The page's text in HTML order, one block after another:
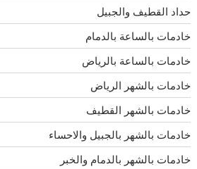
حداد القطيف والجبيل
خادمات بالساعة بالدمام
خادمات بالساعة بالرياض
خادمات بالشهر الرياض
خادمات بالشهر القطيف
خادمات بالشهر بالجبيل والاحساء
خادمات بالشهر بالدمام والخبر